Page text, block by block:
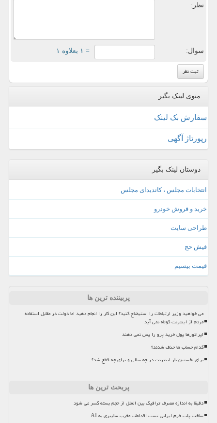
نظر:
سوال: = ۱ بعلاوه ۱
منوی لینک بگیر
سفارش بک لینک
رپورتاژ آگهی
دوستان لینک بگیر
انتخابات مجلس ، کاندیدای مجلس
خرید و فروش خودرو
طراحی سایت
فیش حج
قیمت بیسیم
پربیننده ترین ها
می خواهید وزیر ارتباطات را استیضاح کنید؟ این کار را انجام دهید اما دولت در مقابل استفاده
مردم از اینترنت کوتاه نمی آید
اپراتورها پول خرید پرو را پس نمی دهند
کدام حساب ها حذف شدند؟
برای نخستین بار اینترنت در چه سالی و برای چه قطع شد؟
پربحث ترین ها
دقیقا به اندازه مصرف ترافیک بین الملل از حجم بسته کسر می شود
ساخت پلت فرم ایرانی تست اقدامات مخرب سایبری به AI